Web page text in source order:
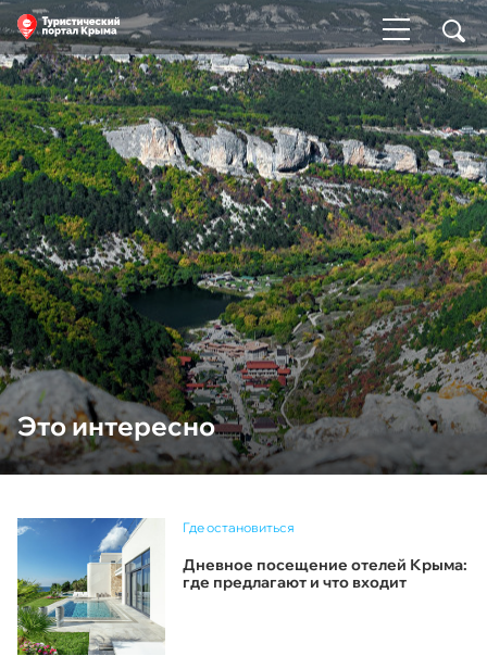
Это интересно
Где остановиться
Дневное посещение отелей Крыма:
где предлагают и что входит